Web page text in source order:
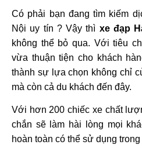
Có phải bạn đang tìm kiếm
Nội uy tín ? Vậy thì xe đạp
không thể bỏ qua. Với tiêu
vừa thuận tiện cho khách
thành sự lựa chọn không chỉ
mà còn cả du khách đến đây.
Với hơn 200 chiếc xe chất
chắn sẽ làm hài lòng mọi
hoàn toàn có thể sử dụng